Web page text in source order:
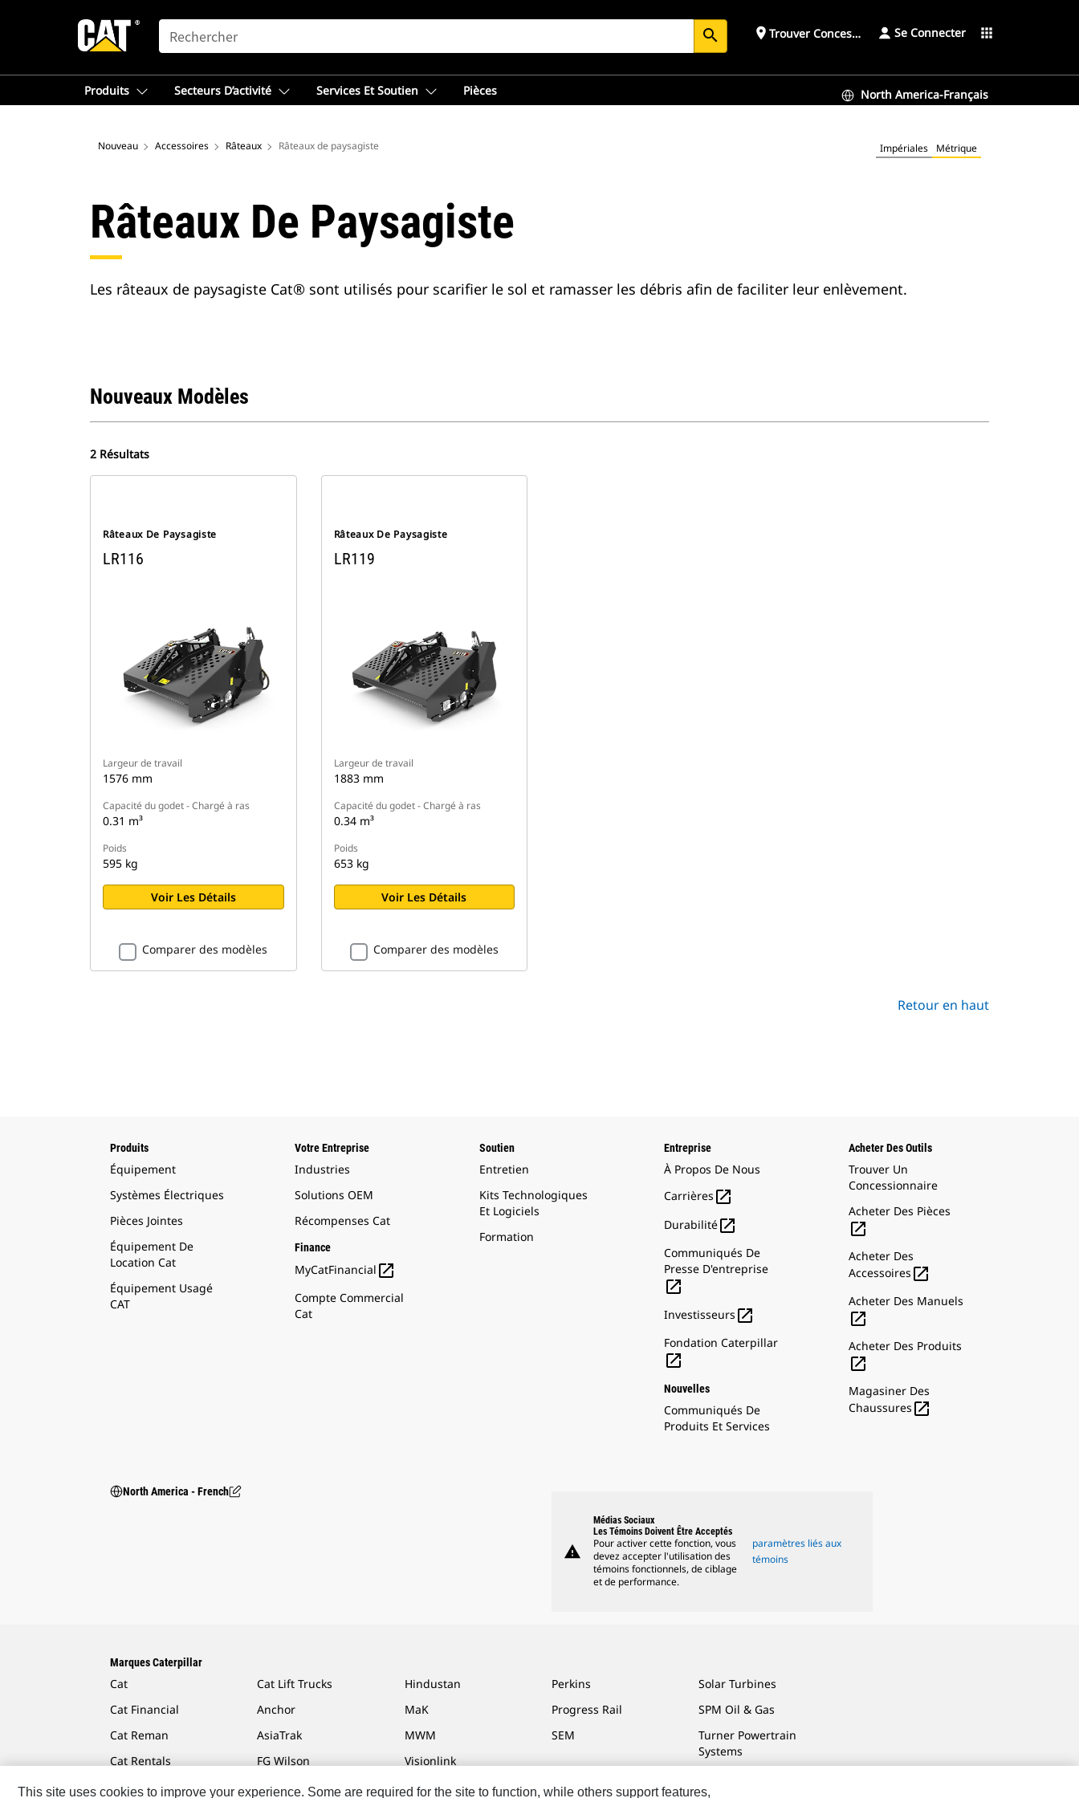
SEARCH search place Trouver ConcessionnaireSe Connecter apps
Produits Secteurs D’activité Services Et Soutien Pièces North America-Français
Nouveau Accessoires Râteaux Râteaux de paysagiste Impériales Métrique
Râteaux De Paysagiste
Les râteaux de paysagiste Cat® sont utilisés pour scarifier le sol et ramasser les débris afin de faciliter leur enlèvement.
Nouveaux Modèles
2 Résultats
Râteaux De Paysagiste
LR116
Largeur de travail
1576 mm
Capacité du godet - Chargé à ras
0.31 m³
Poids
595 kg
Voir Les Détails
Comparer des modèles
Râteaux De Paysagiste
LR119
Largeur de travail
1883 mm
Capacité du godet - Chargé à ras
0.34 m³
Poids
653 kg
Voir Les Détails
Comparer des modèles
Retour en haut
Produits
Équipement
Systèmes Électriques
Pièces Jointes
Équipement De
Location Cat
Équipement Usagé
CAT
Votre Entreprise
Industries
Solutions OEM
Récompenses Cat
Finance
MyCatFinancial 
Compte Commercial
Cat
Soutien
Entretien
Kits Technologiques
Et Logiciels
Formation
Entreprise
À Propos De Nous
Carrières 
Durabilité
Communiqués De
Presse D'entreprise

Investisseurs 
Fondation Caterpillar

Nouvelles
Communiqués De
Produits Et Services
Acheter Des Outils
Trouver Un
Concessionnaire
Acheter Des Pièces

Acheter Des
Accessoires 
Acheter Des Manuels

Acheter Des Produits

Magasiner Des
Chaussures 
North America - French
warning
Médias Sociaux
Les Témoins Doivent Être Acceptés
Pour activer cette fonction, vous
devez accepter l'utilisation des
témoins fonctionnels, de ciblage
et de performance.
paramètres liés aux
témoins
Marques Caterpillar
Cat
Cat Financial
Cat Reman
Cat Rentals
Cat Lift Trucks
Anchor
AsiaTrak
FG Wilson
Hindustan
MaK
MWM
Visionlink
Perkins
Progress Rail
SEM
Solar Turbines
SPM Oil & Gas
Turner Powertrain
Systems
This site uses cookies to improve your experience. Some are required for the site to function, while others support features,